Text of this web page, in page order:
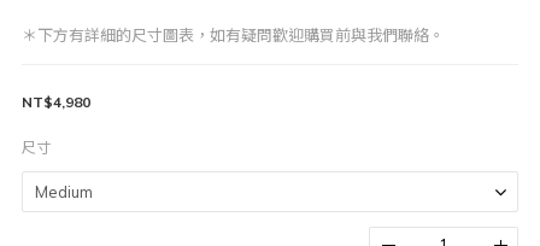
＊下方有詳細的尺寸圖表，如有疑問歡迎購買前與我們聯絡。
NT$4,980
尺寸